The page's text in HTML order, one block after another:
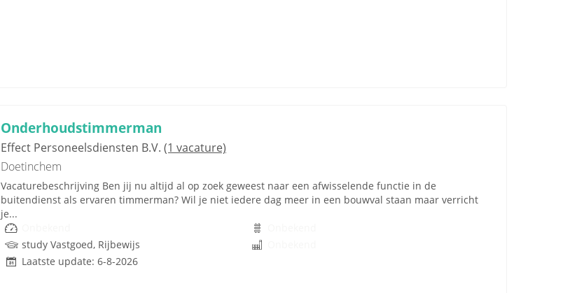
Onderhoudstimmerman
Effect Personeelsdiensten B.V. (1 vacature)
Doetinchem
Vacaturebeschrijving Ben jij nu altijd al op zoek geweest naar een afwisselende functie in de
buitendienst als ervaren timmerman? Wil je niet iedere dag meer in een bouwval staan maar verricht
je...
study Vastgoed, Rijbewijs
Laatste update: 6-8-2026